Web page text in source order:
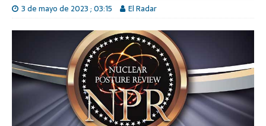
3 de mayo de 2023 ; 03:15 El Radar